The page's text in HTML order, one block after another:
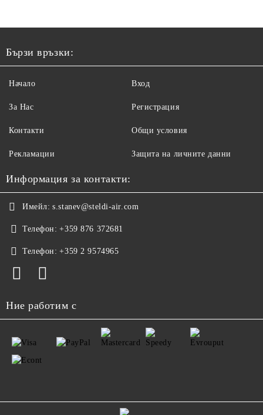
Бързи връзки:
Начало
За Нас
Контакти
Рекламации
Вход
Регистрация
Общи условия
Защита на личните данни
Информация за контакти:
Имейл: s.stanev@steldi-air.com
Телефон: +359 876 372681
Телефон: +359 2 9574965
Ние работим с